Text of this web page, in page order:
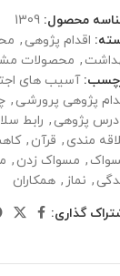
محصول: 1309
اقدام پژوهی ,
, محصولات
آسیب های
پژوهی پرورشی ,
درس پژوهی , رابط
مندی , قرآن ,
, مسواک زدن ,
, نماز , همکاران
گذاری: